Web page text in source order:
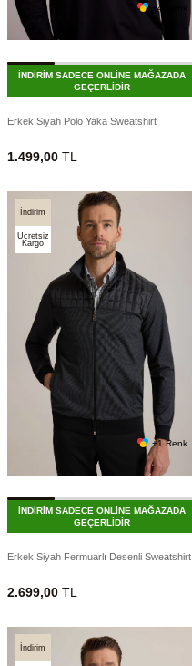
+4 Renk
İNDİRİM SADECE ONLİNE MAĞAZADA
GEÇERLİDİR
Erkek Siyah Polo Yaka Sweatshirt
1.499,00 TL
İndirim
Ücretsiz
Kargo
+1 Renk
İNDİRİM SADECE ONLİNE MAĞAZADA
GEÇERLİDİR
Erkek Siyah Fermuarlı Desenli Sweatshirt
2.699,00 TL
İndirim